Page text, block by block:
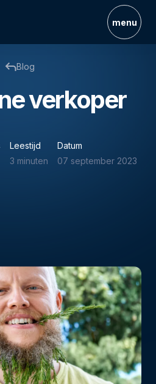
menu
Blog
verkoper
Leestijd
3 minuten
Datum
07 september 2023